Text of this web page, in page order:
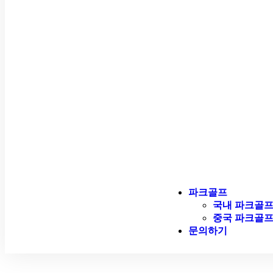
파크골프
국내 파크골
중국 파크골
문의하기